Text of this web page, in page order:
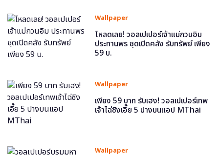
Wallpaper
โหลดเลย! วอลเปเปอร์เจ้าแม่กวนอิม
ประทานพร ชุดเปิดคลัง รับทรัพย์ เพียง
59 บ.
Wallpaper
เพียง 59 บาท รับเฮง! วอลเปเปอร์เทพ
เจ้าไฉ่ซิงเอี๊ย 5 ปางบนแอป MThai
Wallpaper